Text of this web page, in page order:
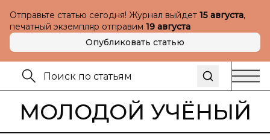
Отправьте статью сегодня! Журнал выйдет 15 августа,
печатный экземпляр отправим 19 августа
Опубликовать статью
МОЛОДОЙ УЧЁНЫЙ